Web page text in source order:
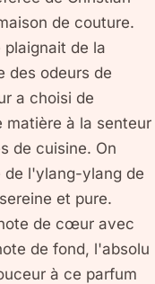
de couture.
plaignait de la
des odeurs de
a choisi de
matière à la senteur
de cuisine. On
de l'ylang-ylang de
et pure.
de cœur avec
de fond, l'absolu
à ce parfum